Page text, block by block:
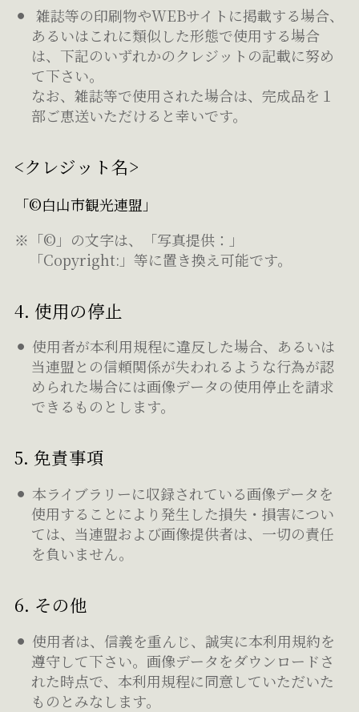
雑誌等の印刷物やWEBサイトに掲載する場合、
あるいはこれに類似した形態で使用する場合
は、下記のいずれかのクレジットの記載に努め
て下さい。
なお、雑誌等で使用された場合は、完成品を１
部ご恵送いただけると幸いです。
<クレジット名>
「©白山市観光連盟」
※「©」の文字は、「写真提供：」
「Copyright:」等に置き換え可能です。
4. 使用の停止
使用者が本利用規程に違反した場合、あるいは
当連盟との信頼関係が失われるような行為が認
められた場合には画像データの使用停止を請求
できるものとします。
5. 免責事項
本ライブラリーに収録されている画像データを
使用することにより発生した損失・損害につい
ては、当連盟および画像提供者は、一切の責任
を負いません。
6. その他
使用者は、信義を重んじ、誠実に本利用規約を
遵守して下さい。画像データをダウンロードさ
れた時点で、本利用規程に同意していただいた
ものとみなします。